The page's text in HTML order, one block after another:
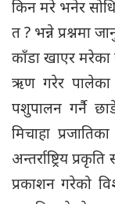
किन मरे भनेर
त ? भन्ने प्रश्नमा
काँडा खाएर मरेका
ऋण गरेर पालेका
पशुपालन गर्नै
मिचाहा
अन्तर्राष्ट्रिय
प्रकाशन गरेको